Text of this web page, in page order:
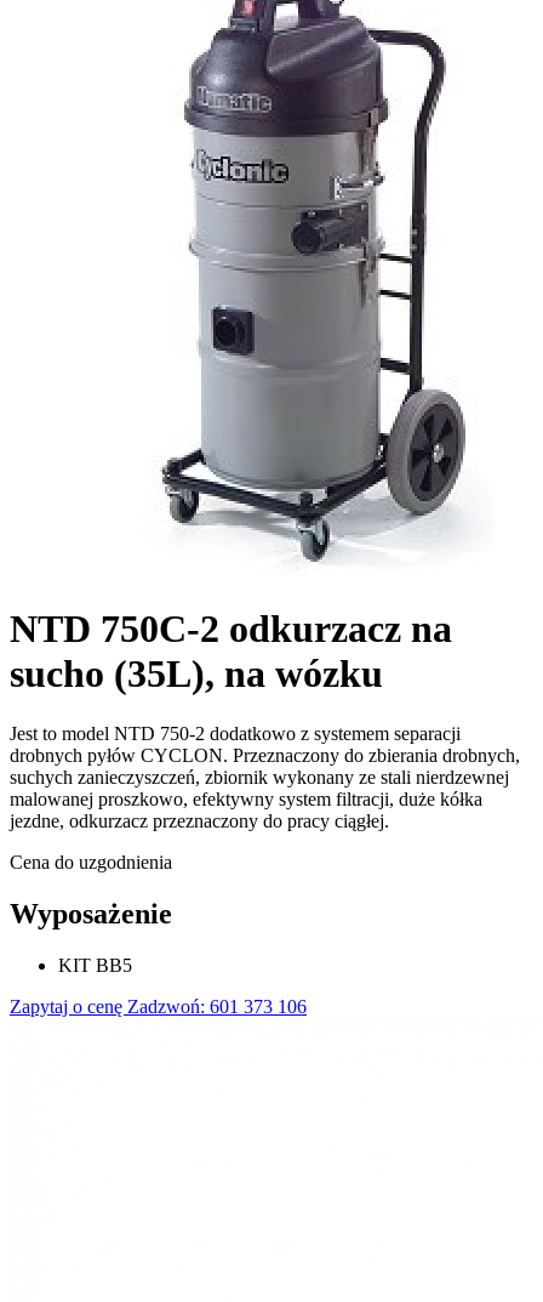
NTD 750C-2 odkurzacz na
sucho (35L), na wózku
Jest to model NTD 750-2 dodatkowo z systemem separacji
drobnych pyłów CYCLON. Przeznaczony do zbierania drobnych,
suchych zanieczyszczeń, zbiornik wykonany ze stali nierdzewnej
malowanej proszkowo, efektywny system filtracji, duże kółka
jezdne, odkurzacz przeznaczony do pracy ciągłej.
Cena do uzgodnienia
Wyposażenie
KIT BB5
Zapytaj o cenę Zadzwoń: 601 373 106